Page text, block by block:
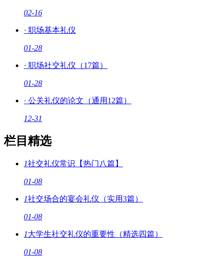
02-16
· 职场基本礼仪
01-28
· 职场社交礼仪（17篇）
01-28
· 公关礼仪的论文（通用12篇）
12-31
栏目精选
1社交礼仪常识【热门八篇】
01-08
1社交场合的宴会礼仪（实用3篇）
01-08
1大学生社交礼仪的重要性（精选四篇）
01-08